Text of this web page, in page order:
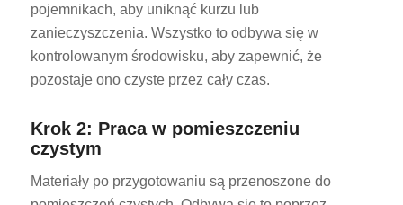
pojemnikach, aby uniknąć kurzu lub
zanieczyszczenia. Wszystko to odbywa się w
kontrolowanym środowisku, aby zapewnić, że
pozostaje ono czyste przez cały czas.
Krok 2: Praca w pomieszczeniu
czystym
Materiały po przygotowaniu są przenoszone do